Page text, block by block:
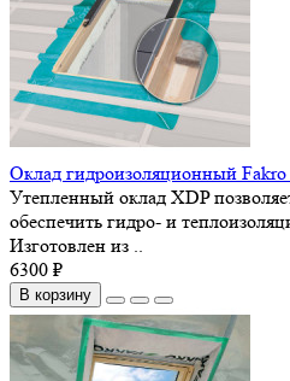
Оклад гидроизоляционный
Утепленный оклад XDP
обеспечить гидро- и
Изготовлен из ..
6300 ₽
В корзину